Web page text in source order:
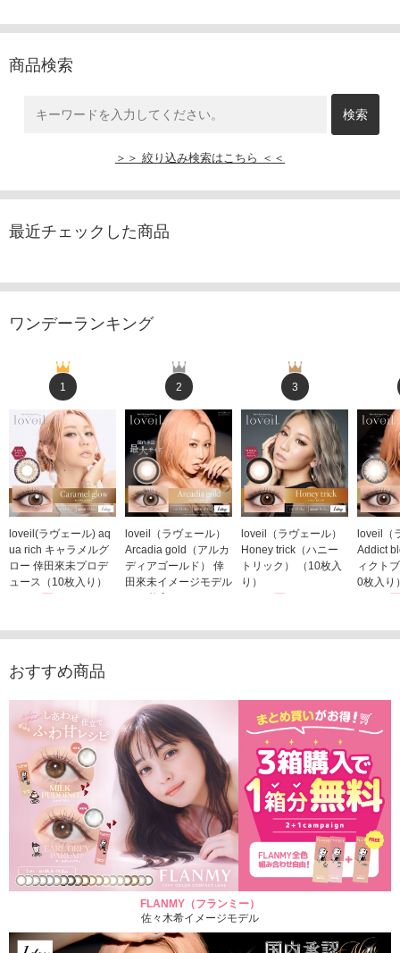
商品検索
＞＞ 絞り込み検索はこちら ＜＜
最近チェックした商品
ワンデーランキング
1
loveil(ラヴェール) aq
ua rich キャラメルグ
ロー 倖田來未プロデ
ュース（10枚入り）
2
loveil（ラヴェール）
Arcadia gold（アルカ
ディアゴールド） 倖
田來未イメージモデル
3
loveil（ラヴェール）
Honey trick（ハニー
トリック） （10枚入
り）
loveil（
Addict
ィクト
0枚入り
おすすめ商品
FLANMY（フランミー）
佐々木希イメージモデル